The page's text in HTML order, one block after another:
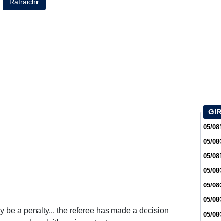
Rafraichir
be a penalty... the referee has made a decision
05/08
05/08
05/08
05/08
05/08
05/08
05/08